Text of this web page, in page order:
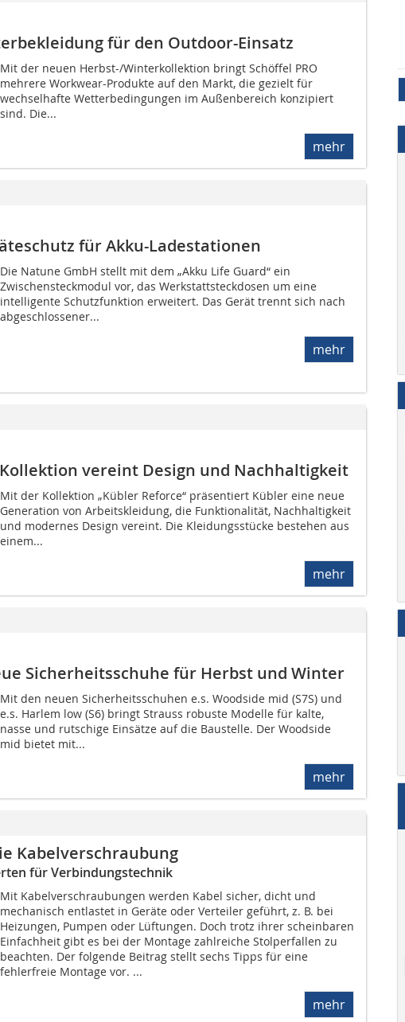
für den Outdoor-Einsatz
Mit der neuen Herbst-/Winterkollektion bringt Schöffel PRO
mehrere Workwear-Produkte auf den Markt, die gezielt für
wechselhafte Wetterbedingungen im Außenbereich konzipiert
sind. Die...
mehr
für Akku-Ladestationen
Die Natune GmbH stellt mit dem „Akku Life Guard“ ein
Zwischensteckmodul vor, das Werkstattsteckdosen um eine
intelligente Schutzfunktion erweitert. Das Gerät trennt sich nach
abgeschlossener...
mehr
vereint Design und Nachhaltigkeit
Mit der Kollektion „Kübler Reforce“ präsentiert Kübler eine neue
Generation von Arbeitskleidung, die Funktionalität, Nachhaltigkeit
und modernes Design vereint. Die Kleidungsstücke bestehen aus
einem...
mehr
Sicherheitsschuhe für Herbst und Winter
Mit den neuen Sicherheitsschuhen e.s. Woodside mid (S7S) und
e.s. Harlem low (S6) bringt Strauss robuste Modelle für kalte,
nasse und rutschige Einsätze auf die Baustelle. Der Woodside
mid bietet mit...
mehr
Kabelverschraubung
für Verbindungstechnik
Mit Kabelverschraubungen werden Kabel sicher, dicht und
mechanisch entlastet in Geräte oder Verteiler geführt, z. B. bei
Heizungen, Pumpen oder Lüftungen. Doch trotz ihrer scheinbaren
Einfachheit gibt es bei der Montage zahlreiche Stolperfallen zu
beachten. Der folgende Beitrag stellt sechs Tipps für eine
fehlerfreie Montage vor. ...
mehr